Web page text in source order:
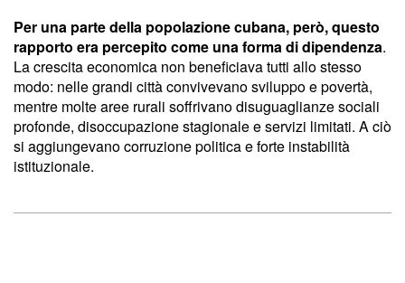
Per una parte della popolazione cubana, però, questo
rapporto era percepito come una forma di dipendenza.
La crescita economica non beneficiava tutti allo stesso
modo: nelle grandi città convivevano sviluppo e povertà,
mentre molte aree rurali soffrivano disuguaglianze sociali
profonde, disoccupazione stagionale e servizi limitati. A ciò
si aggiungevano corruzione politica e forte instabilità
istituzionale.